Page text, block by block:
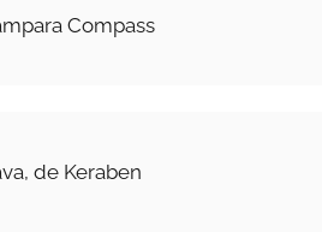
Compass
de Keraben